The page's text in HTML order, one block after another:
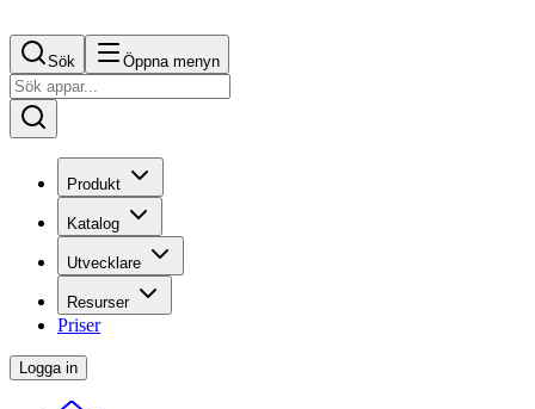
Sök Öppna menyn
Produkt
Katalog
Utvecklare
Resurser
Priser
Logga in